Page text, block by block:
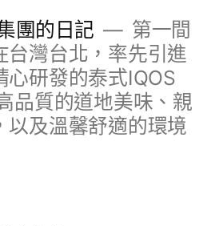
團的日記
第一間
台灣台北，率先引進
心研發的泰式IQOS
品質的道地美味、親
以及溫馨舒適的環境